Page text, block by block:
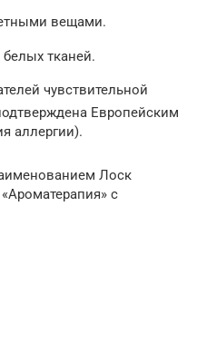
вещами.
тканей.
чувствительной
Европейским
аллергии).
Лоск
с